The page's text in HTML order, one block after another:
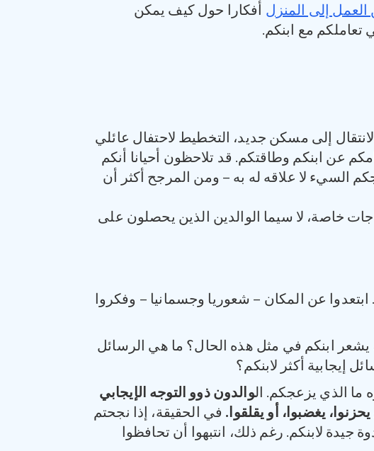
العمل إلى المنزل أفكارا حول كيف يمكن
مع ابنكم.
إلى مسكن جديد، التخطيط لاحتفال عائلي
عن ابنكم وطاقتكم. قد تلاحظون أحيانا أنكم
السيء لا علاقه له به – ومن المرجح أكثر أن
خاصة، لا سيما الوالدين الذين يحصلون على
عن المكان – شعوريا وجسمانيا – وفكروا
ابنكم في مثل هذه الحال؟ ما هي الرسائل
إيجابية أكثر لابنكم؟
ما الذي يزعجكم. الوالدون ذوو التوجه الإيجابي
يغضبوا، أو يقلقوا. في الحقيقة، إذا نجحتم
لابنكم. رغم ذلك، انتبهوا أن تحافظوا